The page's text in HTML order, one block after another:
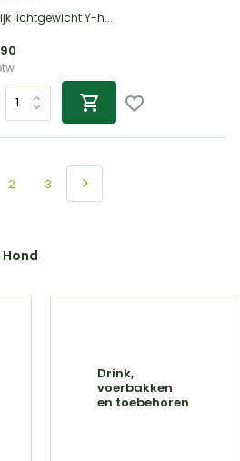
lichtgewicht Y-h...
2 3
Drink,
voerbakken
en toebehoren